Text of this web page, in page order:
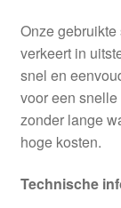
Onze
verkeert in
snel en
voor een
zonder lange
hoge kosten.
Technische